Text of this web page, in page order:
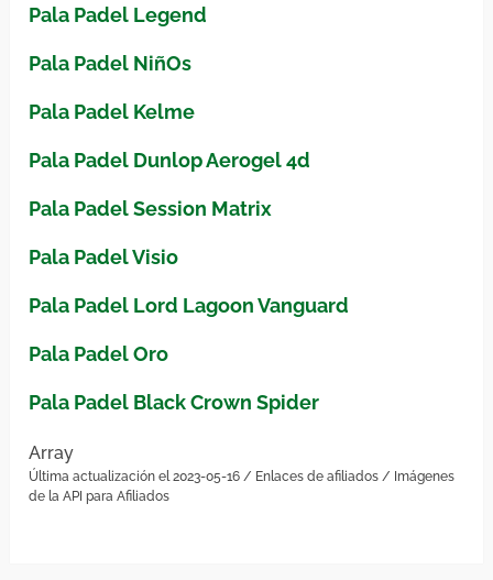
Pala Padel Legend
Pala Padel NiñOs
Pala Padel Kelme
Pala Padel Dunlop Aerogel 4d
Pala Padel Session Matrix
Pala Padel Visio
Pala Padel Lord Lagoon Vanguard
Pala Padel Oro
Pala Padel Black Crown Spider
Array
Última actualización el 2023-05-16 / Enlaces de afiliados / Imágenes
de la API para Afiliados